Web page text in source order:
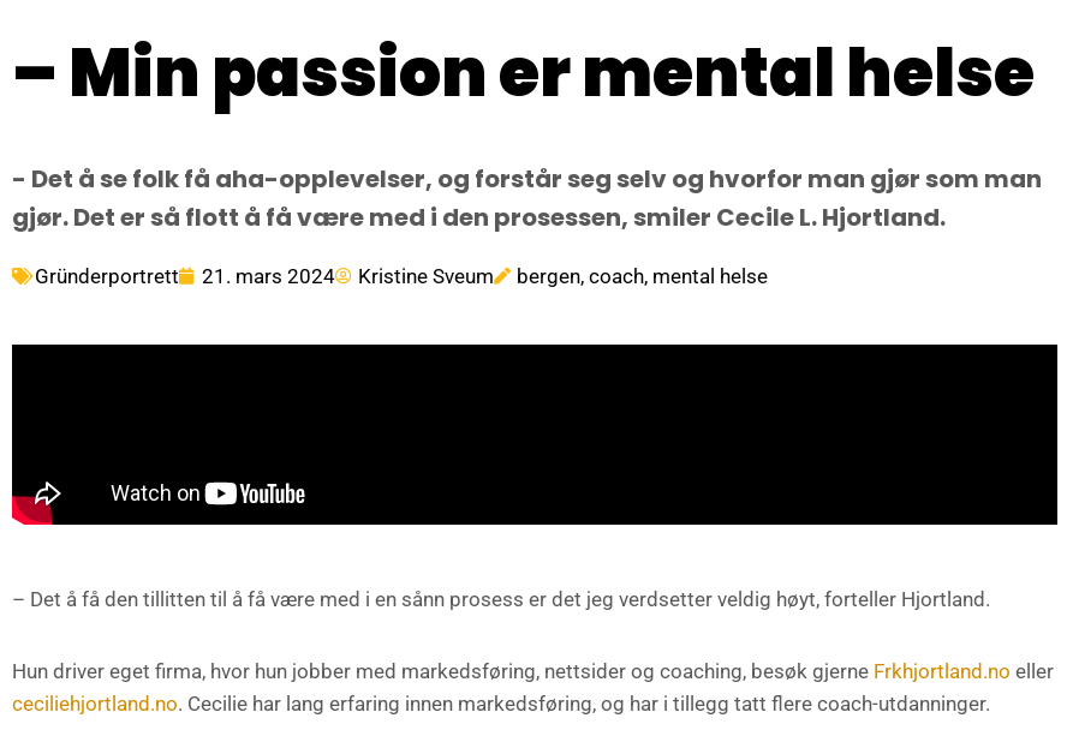
– Min passion er mental helse
- Det å se folk få aha-opplevelser, og forstår seg selv og hvorfor man gjør som man
gjør. Det er så flott å få være med i den prosessen, smiler Cecile L. Hjortland.
Gründerportrett 21. mars 2024 Kristine Sveum bergen, coach, mental helse
– Det å få den tillitten til å få være med i en sånn prosess er det jeg verdsetter veldig høyt, forteller Hjortland.
Hun driver eget firma, hvor hun jobber med markedsføring, nettsider og coaching, besøk gjerne Frkhjortland.no eller
ceciliehjortland.no. Cecilie har lang erfaring innen markedsføring, og har i tillegg tatt flere coach-utdanninger.